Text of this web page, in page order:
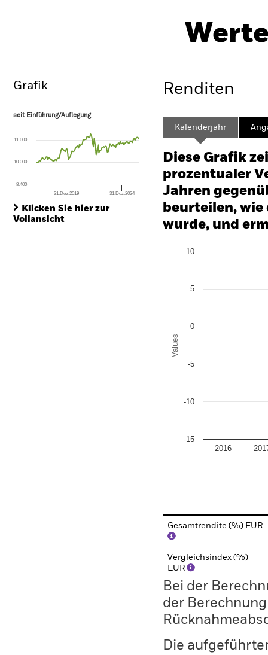
Grafik
seit Einführung/Auflegung
The chart has 1 X axis displaying Time. Range: 2017-04-01 00:00:00 to
The chart has 1 Y axis displaying values. Range: -16 to 32.
seit Einführung/Auflegung
31.Dez.2019 31.Dez.2024
8.400
10.000
11.600
Klicken Sie hier zur
Vollansicht
Renditen
Kalenderjahr
Diese Grafik
prozentualer
Jahren
beurteilen,
wurde, und
Bar chart with 2 data
Values
2016
-15
-10
-5
0
5
10
Gesamtrendite (%) EUR
Vergleichsindex (%)
EUR
Bei der
der
Die